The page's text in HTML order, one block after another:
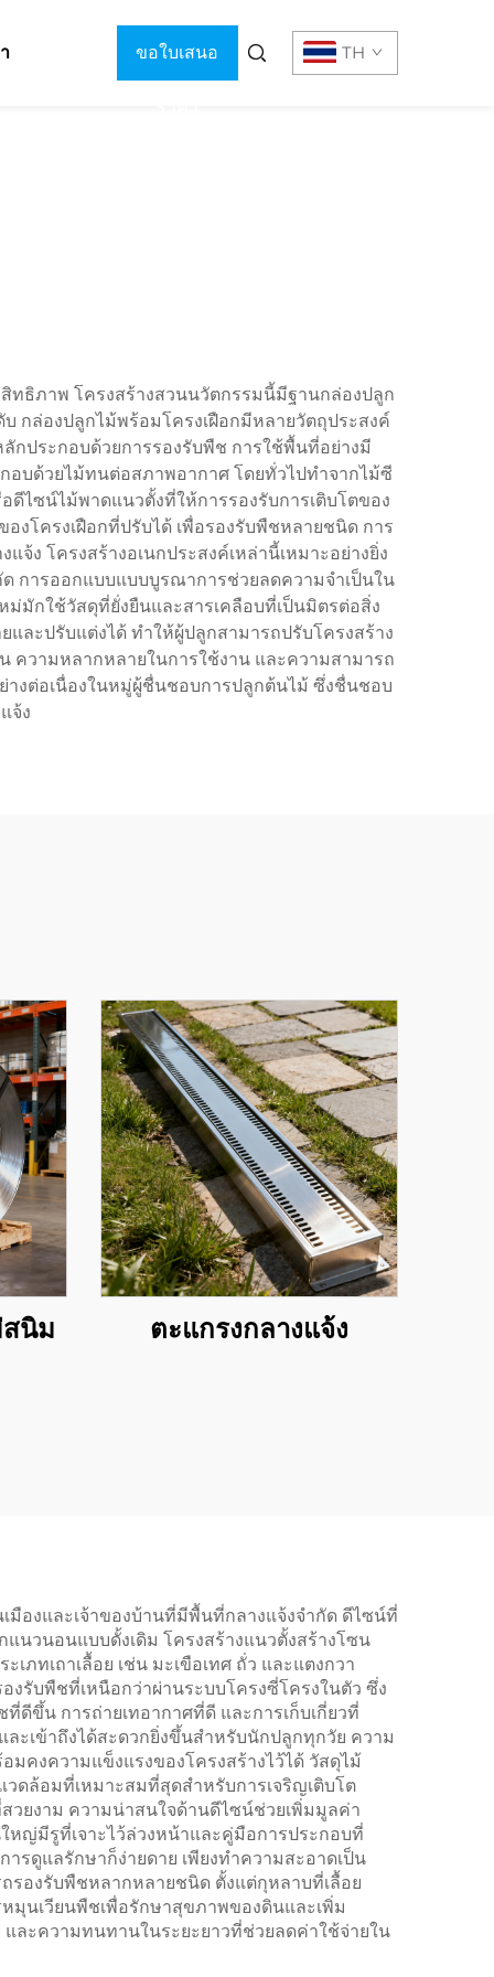
ขอใบเสนอ TH
ทธิภาพ โครงสร้างสวนนวัตกรรมนี้มีฐานกล่องปลูก
กล่องปลูกไม้พร้อมโครงเฝือกมีหลายวัตถุประสงค์
กประกอบด้วยการรองรับพืช การใช้พื้นที่อย่างมี
อบด้วยไม้ทนต่อสภาพอากาศ โดยทั่วไปทำจากไม้ซี
ไซน์ไม้พาดแนวตั้งที่ให้การรองรับการเติบโตของ
งโครงเฝือกที่ปรับได้ เพื่อรองรับพืชหลายชนิด การ
ง โครงสร้างอเนกประสงค์เหล่านี้เหมาะอย่างยิ่ง
การออกแบบแบบบูรณาการช่วยลดความจำเป็นใน
มักใช้วัสดุที่ยั่งยืนและสารเคลือบที่เป็นมิตรต่อสิ่ง
ละปรับแต่งได้ ทำให้ผู้ปลูกสามารถปรับโครงสร้าง
ความหลากหลายในการใช้งาน และความสามารถ
างต่อเนื่องในหมู่ผู้ชื่นชอบการปลูกต้นไม้ ซึ่งชื่นชอบ
จ้ง
นิม ตะแกรงกลางแจ้ง
องและเจ้าของบ้านที่มีพื้นที่กลางแจ้งจำกัด ดีไซน์ที่
นวนอนแบบดั้งเดิม โครงสร้างแนวตั้งสร้างโซน
ทเถาเลื้อย เช่น มะเขือเทศ ถั่ว และแตงกวา
รับพืชที่เหนือกว่าผ่านระบบโครงซี่โครงในตัว ซึ่ง
ดีขึ้น การถ่ายเทอากาศที่ดี และการเก็บเกี่ยวที่
ะเข้าถึงได้สะดวกยิ่งขึ้นสำหรับนักปลูกทุกวัย ความ
คงความแข็งแรงของโครงสร้างไว้ได้ วัสดุไม้
ดล้อมที่เหมาะสมที่สุดสำหรับการเจริญเติบโต
วยงาม ความน่าสนใจด้านดีไซน์ช่วยเพิ่มมูลค่า
ญ่มีรูที่เจาะไว้ล่วงหน้าและคู่มือการประกอบที่
รดูแลรักษาก็ง่ายดาย เพียงทำความสะอาดเป็น
รองรับพืชหลากหลายชนิด ตั้งแต่กุหลาบที่เลื้อย
มุนเวียนพืชเพื่อรักษาสุขภาพของดินและเพิ่ม
ละความทนทานในระยะยาวที่ช่วยลดค่าใช้จ่ายใน